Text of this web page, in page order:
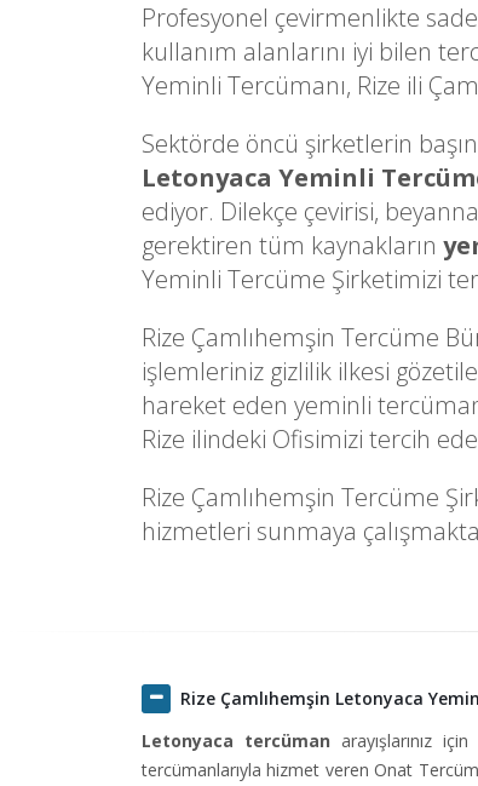
Profesyonel çevirmenlikte
kullanım alanlarını iyi bilen
Yeminli Tercümanı, Rize ili
Sektörde öncü şirketlerin
Letonyaca Yeminli
ediyor. Dilekçe çevirisi,
gerektiren tüm kaynakların
Yeminli Tercüme Şirketimizi
Rize Çamlıhemşin Tercüme
işlemleriniz gizlilik ilkesi
hareket eden yeminli
Rize ilindeki Ofisimizi tercih
Rize Çamlıhemşin Tercüme
hizmetleri sunmaya
Rize Çamlıhemşin Letonyaca
Letonyaca tercüman arayışlarınız
tercümanlarıyla hizmet veren Onat